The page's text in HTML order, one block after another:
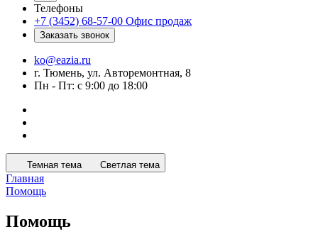
Телефоны
+7 (3452) 68-57-00 Офис продаж
Заказать звонок
ko@eazia.ru
г. Тюмень, ул. Авторемонтная, 8
Пн - Пт: с 9:00 до 18:00
Темная тема Светлая тема
Главная
Помощь
Помощь